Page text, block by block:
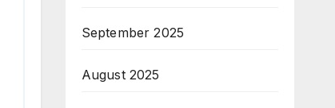
September 2025
August 2025